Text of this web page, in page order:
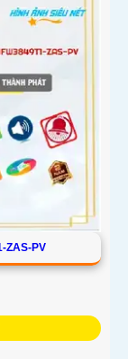
ZAS-PV